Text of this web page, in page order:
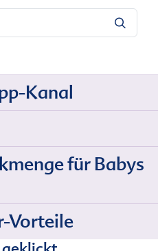
Kanal
für Babys
Vorteile